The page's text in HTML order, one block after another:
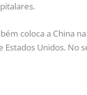
coloca a China
Estados Unidos.